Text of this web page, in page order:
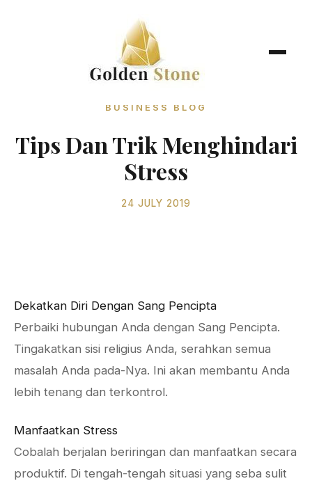
BUSINESS BLOG
Tips Dan Trik Menghindari
Stress
24 JULY 2019
Dekatkan Diri Dengan Sang Pencipta
Perbaiki hubungan Anda dengan Sang Pencipta.
Tingakatkan sisi religius Anda, serahkan semua
masalah Anda pada-Nya. Ini akan membantu Anda
lebih tenang dan terkontrol.
Manfaatkan Stress
Cobalah berjalan beriringan dan manfaatkan secara
produktif. Di tengah-tengah situasi yang seba sulit